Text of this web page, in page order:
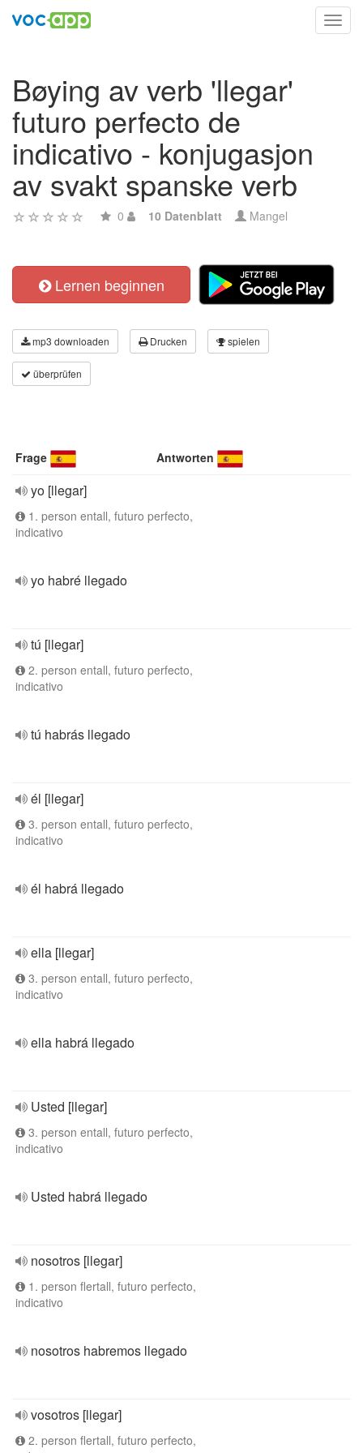
Bøying av verb 'llegar'
futuro perfecto de
indicativo - konjugasjon
av svakt spanske verb
0 10 Datenblatt Mangel
Lernen beginnen
mp3 downloaden Drucken spielen
überprüfen
Frage Antworten
yo [llegar]
1. person entall, futuro perfecto,
indicativo
yo habré llegado
tú [llegar]
2. person entall, futuro perfecto,
indicativo
tú habrás llegado
él [llegar]
3. person entall, futuro perfecto,
indicativo
él habrá llegado
ella [llegar]
3. person entall, futuro perfecto,
indicativo
ella habrá llegado
Usted [llegar]
3. person entall, futuro perfecto,
indicativo
Usted habrá llegado
nosotros [llegar]
1. person flertall, futuro perfecto,
indicativo
nosotros habremos llegado
vosotros [llegar]
2. person flertall, futuro perfecto,